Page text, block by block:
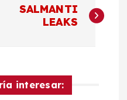
SALMANTI
LEAKS
interesar: